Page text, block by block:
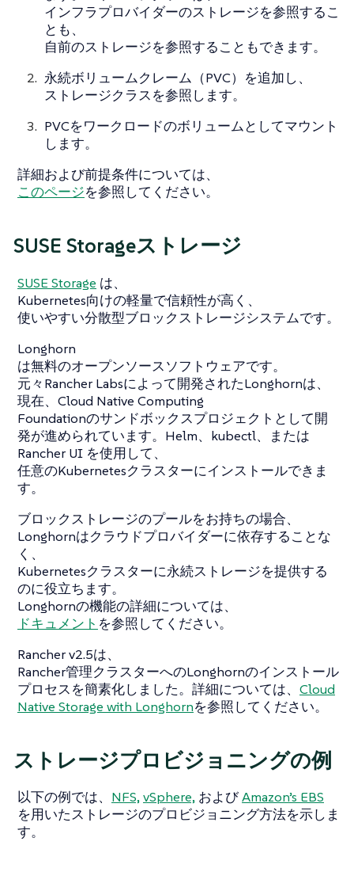
インフラプロバイダーのストレージを参照するこ
とも、
自前のストレージを参照することもできます。
永続ボリュームクレーム（PVC）を追加し、
ストレージクラスを参照します。
PVCをワークロードのボリュームとしてマウント
します。
詳細および前提条件については、
このページを参照してください。
SUSE Storageストレージ
SUSE Storage は、
Kubernetes向けの軽量で信頼性が高く、
使いやすい分散型ブロックストレージシステムです。
Longhorn
は無料のオープンソースソフトウェアです。
元々Rancher Labsによって開発されたLonghornは、
現在、Cloud Native Computing
Foundationのサンドボックスプロジェクトとして開
発が進められています。Helm、kubectl、または
Rancher UI を使用して、
任意のKubernetesクラスターにインストールできま
す。
ブロックストレージのプールをお持ちの場合、
Longhornはクラウドプロバイダーに依存することな
く、
Kubernetesクラスターに永続ストレージを提供する
のに役立ちます。
Longhornの機能の詳細については、
ドキュメント を参照してください。
Rancher v2.5は、
Rancher管理クラスターへのLonghornのインストール
プロセスを簡素化しました。詳細については、 Cloud
Native Storage with Longhornを参照してください。
ストレージプロビジョニングの例
以下の例では、 NFS,vSphere, およびAmazon’s EBS
を用いたストレージのプロビジョニング方法を示しま
す。